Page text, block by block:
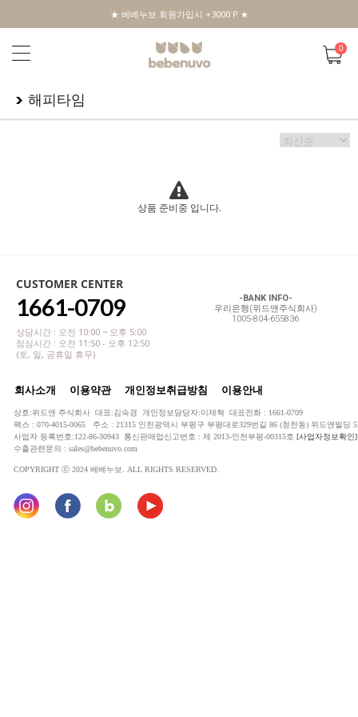
★ 베베누보 회원가입시 +3000 P ★
0
해피타임
상품 준비중 입니다.
CUSTOMER CENTER
1661-0709
상담시간 : 오전 10:00 ~ 오후 5:00
점심시간 : 오전 11:50 - 오후 12:50
(토, 일, 공휴일 휴무)
-BANK INFO-
우리은행(위드앤주식회사)
1005-804-655836
회사소개 이용약관 개인정보취급방침 이용안내
상호:위드앤 주식회사 대표:김숙경 개인정보담당자:이재혁 대표전화 : 1661-0709
팩스 : 070-4015-0065 주소 : 21315 인천광역시 부평구 부평대로329번길 86 (청천동) 위드앤빌딩
사업자 등록번호:122-86-30943 통신판매업신고번호 : 제 2013-인천부평-00315호 [사업자정보확인]
수출관련문의 : sales@bebenuvo.com
COPYRIGHT ⓒ 2024 베베누보. ALL RIGHTS RESERVED.